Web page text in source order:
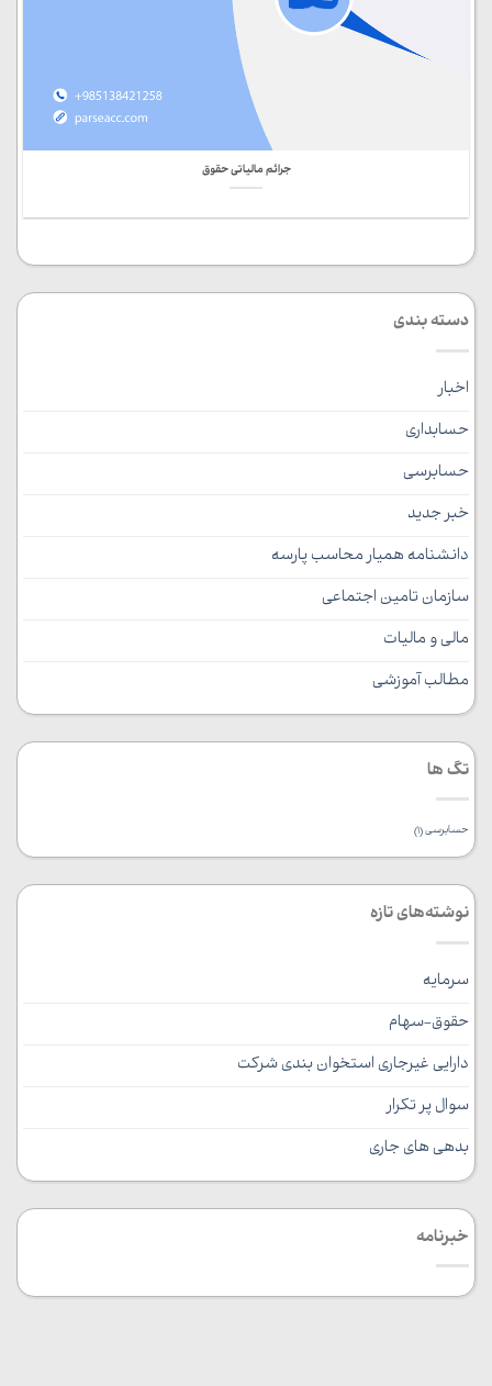
جرائم مالیاتی حقوق
دسته بندی
اخبار
حسابداری
حسابرسی
خبر جدید
دانشنامه همیار محاسب پارسه
سازمان تامین اجتماعی
مالی و مالیات
مطالب آموزشی
تگ ها
حسابرسی(1)
نوشته‌های تازه
سرمایه
حقوق-سهام
دارایی غیرجاری استخوان بندی شرکت
سوال پر تکرار
بدهی های جاری
خبرنامه